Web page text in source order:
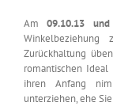
Am09.10.13
Winkelbeziehung
Zurückhaltung
romantischen Ideal
ihren Anfang
unterziehen, ehe